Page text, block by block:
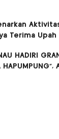
Terima Upah
HADIRI
HAPUMPUNG”,